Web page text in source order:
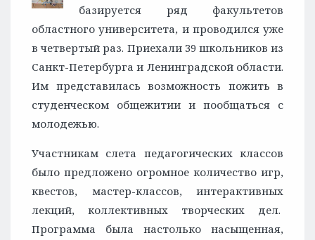
базируется ряд факультетов
областного университета, и проводился уже
в четвертый раз. Приехали 39 школьников из
Санкт-Петербурга и Ленинградской области.
Им представилась возможность пожить в
студенческом общежитии и пообщаться с
молодежью.
Участникам слета педагогических классов
было предложено огромное количество игр,
квестов, мастер-классов, интерактивных
лекций, коллективных творческих дел.
Программа была настолько насыщенная,